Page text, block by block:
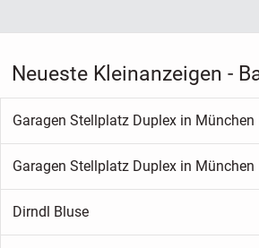
Neueste Kleinanzeigen -
Dirndl Bluse